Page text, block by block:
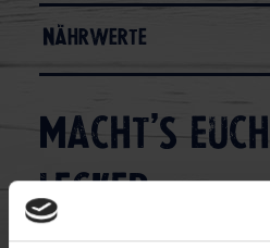
Nährwerte
Macht's
lecker: